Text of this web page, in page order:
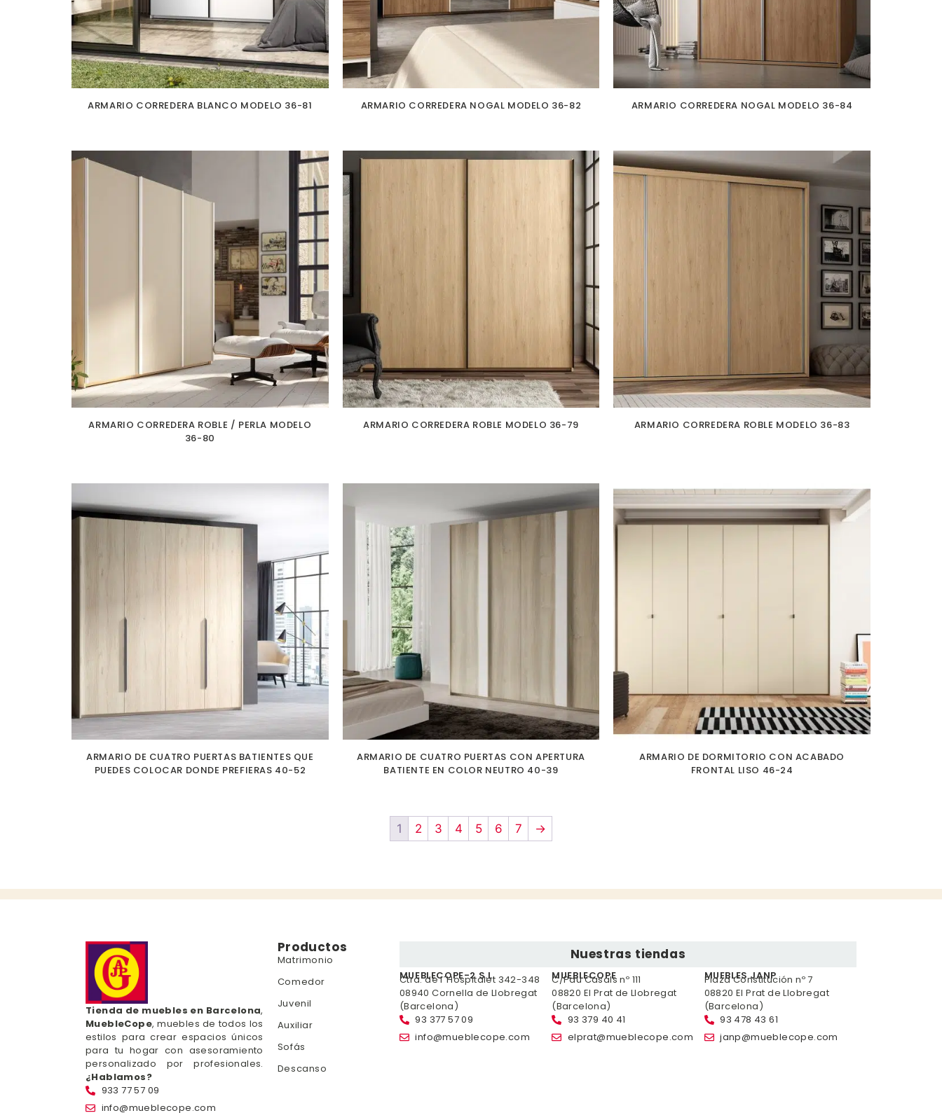
ARMARIO CORREDERA BLANCO MODELO 36-81 ARMARIO CORREDERA NOGAL MODELO 36-82 ARMARIO CORREDERA NOGAL MODELO 36-84
ARMARIO CORREDERA ROBLE / PERLA MODELO
36-80
ARMARIO CORREDERA ROBLE MODELO 36-79 ARMARIO CORREDERA ROBLE MODELO 36-83
ARMARIO DE CUATRO PUERTAS BATIENTES QUE
PUEDES COLOCAR DONDE PREFIERAS 40-52
ARMARIO DE CUATRO PUERTAS CON APERTURA
BATIENTE EN COLOR NEUTRO 40-39
ARMARIO DE DORMITORIO CON ACABADO
FRONTAL LISO 46-24
1 2 3 4 5 6 7 →
Tienda de muebles en Barcelona,
MuebleCope, muebles de todos los
estilos para crear espacios únicos
para tu hogar con asesoramiento
personalizado por profesionales.
¿Hablamos?
933 77 57 09
info@mueblecope.com
Productos
Matrimonio
Comedor
Juvenil
Auxiliar
Sofás
Descanso
Nuestras tiendas
MUEBLECOPE-2 S.L.
Ctra. de l´Hospitalet 342-348
08940 Cornella de Llobregat
(Barcelona)
93 377 57 09
info@mueblecope.com
MUEBLECOPE
C/Pau Casals nº 111
08820 El Prat de Llobregat
(Barcelona)
93 379 40 41
elprat@mueblecope.com
MUEBLES JANP
Plaza Constitución nº 7
08820 El Prat de Llobregat
(Barcelona)
93 478 43 61
janp@mueblecope.com